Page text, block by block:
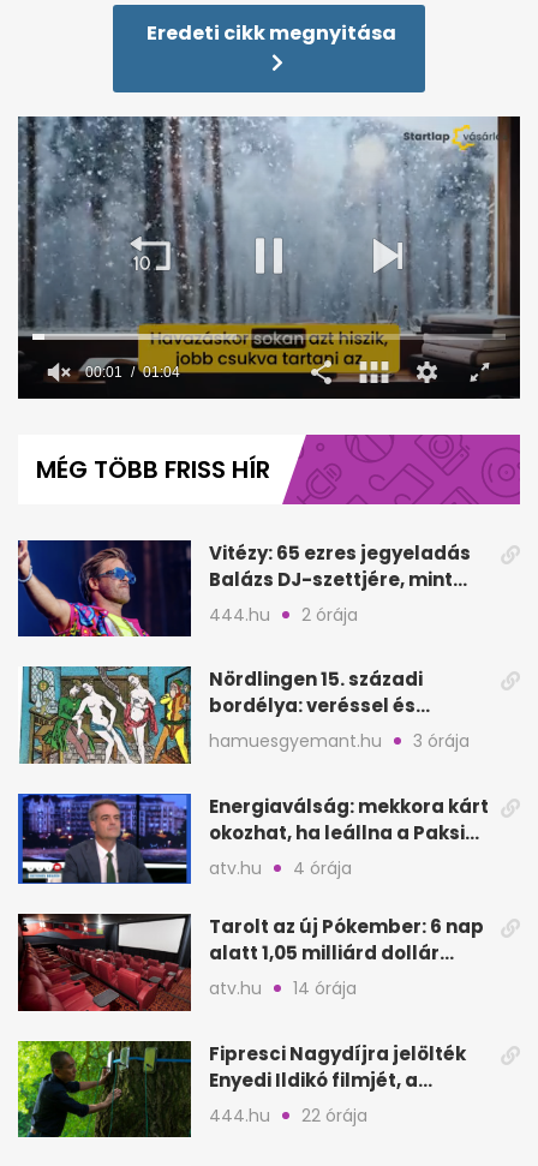
Eredeti cikk megnyitása
minute,
00:02 01:04
MÉG TÖBB FRISS HÍR
Vitézy: 65 ezres jegyeladás
Balázs DJ-szettjére, mint
Puskás teltház metró nélkül
444.hu 2 órája
Nördlingen 15. századi
bordélya: veréssel és
éheztetéssel tartották
fogva a nőket
hamuesgyemant.hu 3 órája
Energiaválság: mekkora kárt
okozhat, ha leállna a Paksi
Atomerőmű?
atv.hu 4 órája
Tarolt az új Pókember: 6 nap
alatt 1,05 milliárd dollár
bevétel
atv.hu 14 órája
Fipresci Nagydíjra jelölték
Enyedi Ildikó filmjét, a
Csendes barátot
444.hu 22 órája